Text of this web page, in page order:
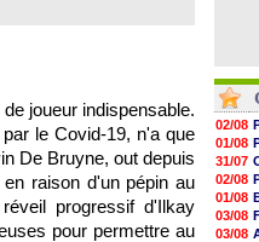
joueur indispensable.
le Covid-19, n'a que
De Bruyne, out depuis
raison d'un pépin au
progressif d'Ilkay
pour permettre au
02/08
01/08
31/07
02/08
01/08
03/08
03/08